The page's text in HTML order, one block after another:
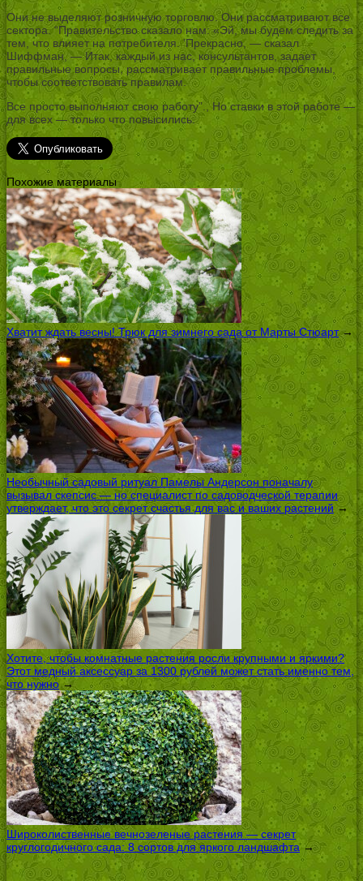
Они не выделяют розничную торговлю. Они рассматривают все
сектора. “Правительство сказало нам: «Эй, мы будем следить за
тем, что влияет на потребителя. ’Прекрасно, — сказал
Шиффман, — Итак, каждый из нас, консультантов, задает
правильные вопросы, рассматривает правильные проблемы,
чтобы соответствовать правилам.
Все просто выполняют свою работу”., Но ставки в этой работе —
для всех — только что повысились.
Похожие материалы
Хватит ждать весны! Трюк для зимнего сада от Марты Стюарт→
Необычный садовый ритуал Памелы Андерсон поначалу
вызывал скепсис — но специалист по садоводческой терапии
утверждает, что это секрет счастья для вас и ваших растений →
Хотите, чтобы комнатные растения росли крупными и яркими?
Этот медный аксессуар за 1300 рублей может стать именно тем,
что нужно→
Широколиственные вечнозеленые растения — секрет
круглогодичного сада: 8 сортов для яркого ландшафта→